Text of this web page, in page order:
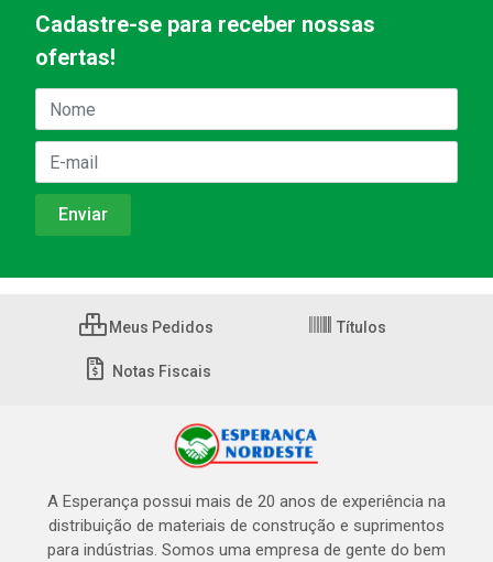
Cadastre-se para receber nossas
ofertas!
Meus Pedidos Títulos
Notas Fiscais
A Esperança possui mais de 20 anos de experiência na
distribuição de materiais de construção e suprimentos
para indústrias. Somos uma empresa de gente do bem